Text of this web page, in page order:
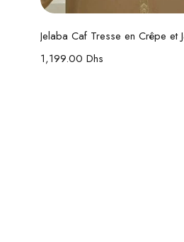
Choix des options
1,199.00 Dhs